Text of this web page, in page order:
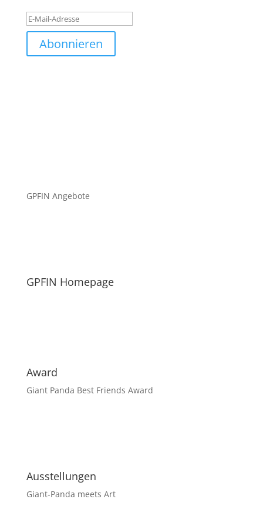
Abonnieren
GPFIN Angebote
GPFIN Homepage
Award
Giant Panda Best Friends Award
Ausstellungen
Giant-Panda meets Art